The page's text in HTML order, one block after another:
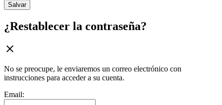
Salvar
¿Restablecer la contraseña?
No se preocupe, le enviaremos un correo electrónico con
instrucciones para acceder a su cuenta.
Email: